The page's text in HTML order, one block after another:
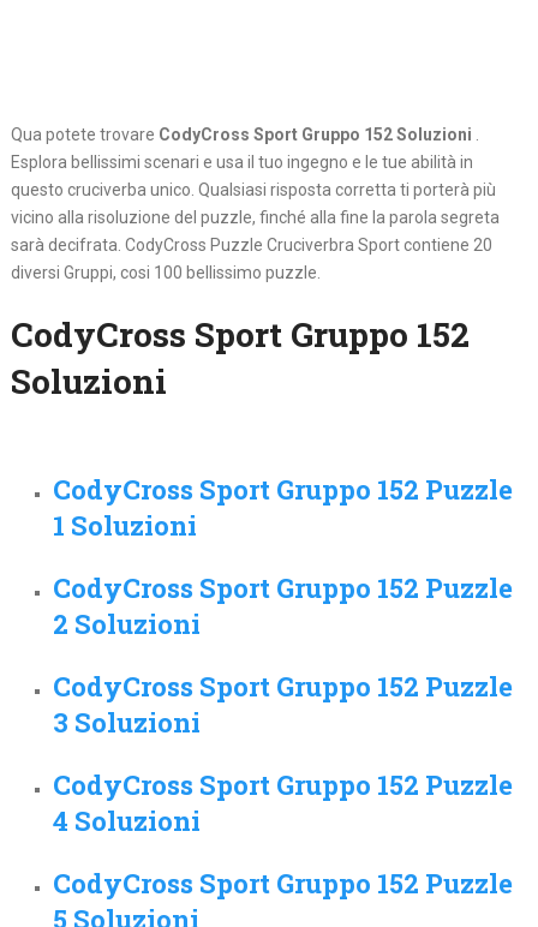
Qua potete trovare CodyCross Sport Gruppo 152 Soluzioni .
Esplora bellissimi scenari e usa il tuo ingegno e le tue abilità in
questo cruciverba unico. Qualsiasi risposta corretta ti porterà più
vicino alla risoluzione del puzzle, finché alla fine la parola segreta
sarà decifrata. CodyCross Puzzle Cruciverbra Sport contiene 20
diversi Gruppi, cosi 100 bellissimo puzzle.
CodyCross Sport Gruppo 152
Soluzioni
CodyCross Sport Gruppo 152 Puzzle
1 Soluzioni
CodyCross Sport Gruppo 152 Puzzle
2 Soluzioni
CodyCross Sport Gruppo 152 Puzzle
3 Soluzioni
CodyCross Sport Gruppo 152 Puzzle
4 Soluzioni
CodyCross Sport Gruppo 152 Puzzle
5 Soluzioni